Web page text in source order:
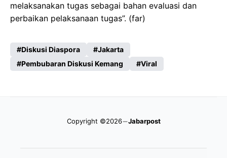
melaksanakan tugas sebagai bahan evaluasi dan
perbaikan pelaksanaan tugas”. (far)
Diskusi Diaspora
Jakarta
Pembubaran Diskusi Kemang
Viral
Copyright ©2026 Jabarpost